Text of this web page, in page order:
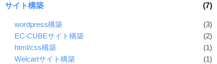
サイト構築 (7)
wordpress構築
(3)
EC-CUBEサイト構築
(2)
html/css構築
(1)
Welcartサイト構築
(1)